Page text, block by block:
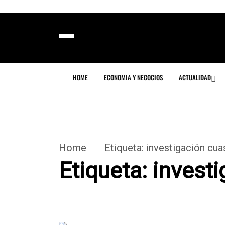
```
HOME ECONOMIA Y NEGOCIOS ACTUALIDAD
Home Etiqueta: investigación
Etiqueta: